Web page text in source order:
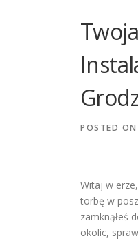
POSTED ON
Witaj w
torbę w
zamknąłeś
okolic,